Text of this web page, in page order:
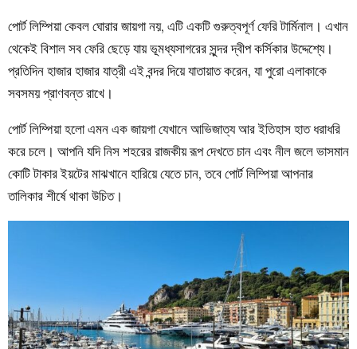
পোর্ট লিম্পিয়া কেবল ঘোরার জায়গা নয়, এটি একটি গুরুত্বপূর্ণ ফেরি টার্মিনাল। এখান
থেকেই বিশাল সব ফেরি ছেড়ে যায় ভূমধ্যসাগরের সুন্দর দ্বীপ কর্সিকার উদ্দেশ্যে।
প্রতিদিন হাজার হাজার যাত্রী এই বন্দর দিয়ে যাতায়াত করেন, যা পুরো এলাকাকে
সবসময় প্রাণবন্ত রাখে।
পোর্ট লিম্পিয়া হলো এমন এক জায়গা যেখানে আভিজাত্য আর ইতিহাস হাত ধরাধরি
করে চলে। আপনি যদি নিস শহরের রাজকীয় রূপ দেখতে চান এবং নীল জলে ভাসমান
কোটি টাকার ইয়টের মাঝখানে হারিয়ে যেতে চান, তবে পোর্ট লিম্পিয়া আপনার
তালিকার শীর্ষে থাকা উচিত।